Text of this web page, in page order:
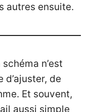
autres ensuite.
n’est
de
Et souvent,
aussi simple